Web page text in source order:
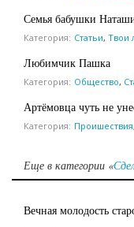
Семья бабушки
Категория: Статьи, Твои
Любимчик Пашка
Категория: Общество,
Артёмовца чуть не
Категория: Проишествия
Еще в категории «
Вечная молодость